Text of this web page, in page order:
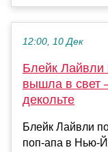
12:00, 10 Дек
Блейк Лайвли
вышла в свет
декольте
Блейк Лайвли
поп-апа в Нью-